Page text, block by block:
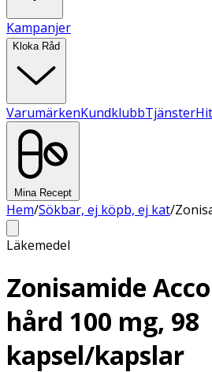
Kampanjer
Kloka Råd
VarumärkenKundklubbTjänster
Mina Recept
Hem/Sökbar, ej köpb, ej kat/
Läkemedel
Zonisamide
hård 100 mg, 98
kapsel/kapslar